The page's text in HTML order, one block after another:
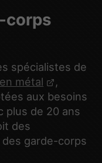
corps
spécialistes de
métal
,
aux besoins
plus de 20 ans
des
garde-corps